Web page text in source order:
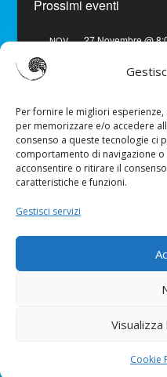
Per fornire le migliori
per memorizzare e/o accedere
consenso a queste tecnologie ci
comportamento di navigazione o
acconsentire o ritirare il
caratteristiche e funzioni.
Gestisci servizi
Cookie
Prossimi eventi
NOV 27 Novembre @